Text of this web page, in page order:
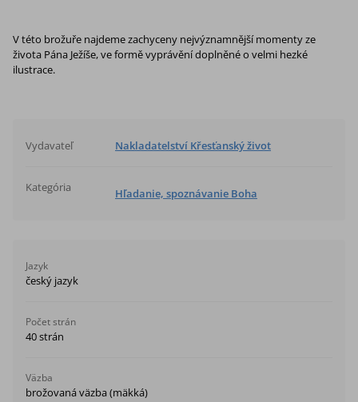
V této brožuře najdeme zachyceny nejvýznamnější momenty ze
života Pána Ježíše, ve formě vyprávění doplněné o velmi hezké
ilustrace.
Vydavateľ Nakladatelství Křesťanský život
Kategória Hľadanie, spoznávanie Boha
Jazyk
český jazyk
Počet strán
40 strán
Väzba
brožovaná väzba (mäkká)